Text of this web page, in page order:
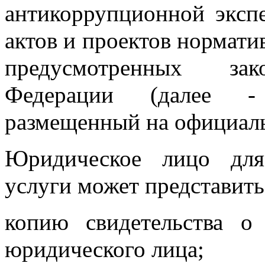
антикоррупционной
актов и проектов
предусмотренных
Федерации (далее -
размещенный на
Юридическое лицо для
услуги может
копию свидетельства о
юридического лица;